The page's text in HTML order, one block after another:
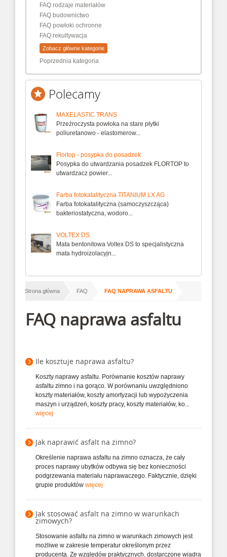
FAQ rodzaje materiałów
FAQ budownictwo
FAQ powłoki ochronne
FAQ rekultywacja
Zobacz główne kategorie
Poprzednia kategoria
Polecamy
MAXELASTIC TRANS
Przeźroczysta powłoka na stare płytki
poliuretanowo - elastomerow...
Flortop - posypka do posadzek
Posypka do utwardzania posadzek FLORTOP to
utwardzacz powier...
Farba fotokatalityczna TITANIUM LX AG
Farba fotokatalityczna (samoczyszcząca)
bakteriostatyczna, wodoro...
VOLTEX DS
Mata bentonitowa Voltex DS to specjalistyczna
mata hydroizolacyjn...
Strona główna FAQ FAQ NAPRAWA ASFALTU
FAQ naprawa asfaltu
Ile kosztuje naprawa asfaltu?
Koszty naprawy asfaltu. Porównanie kosztów naprawy
asfaltu zimno i na gorąco. W porównaniu uwzględniono
koszty materiałów, koszty amortyzacji lub wypożyczenia
maszyn i urządzeń, koszty pracy, koszty materiałów, ko...
więcej
Jak naprawić asfalt na zimno?
Określenie naprawa asfaltu na zimno oznacza, że cały
proces naprawy ubytków odbywa się bez konieczności
podgrzewania materiału naprawaczego. Faktycznie, dzięki
grupie produktów więcej
Jak stosować asfalt na zimno w warunkach
zimowych?
Stosowanie asfaltu na zimno w warunkach zimowych jest
możliwe w zakresie temperatur określonym przez
producenta. Ze względów praktycznych, dostarczone wiadra